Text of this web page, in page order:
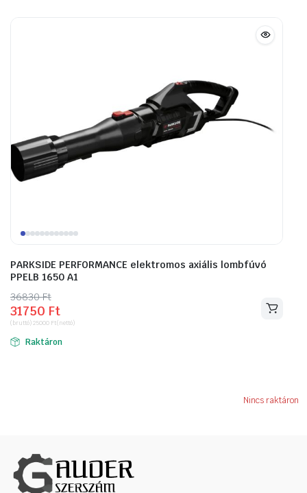
PARKSIDE PERFORMANCE elektromos axiális lombfúvó
PPELB 1650 A1
36830Ft
Original
price
was:
36830 Ft.
31750 Ft
Current
price
is:
31750 Ft.
(bruttó)25000 Ft(nettó)
Raktáron
Nincs raktáron